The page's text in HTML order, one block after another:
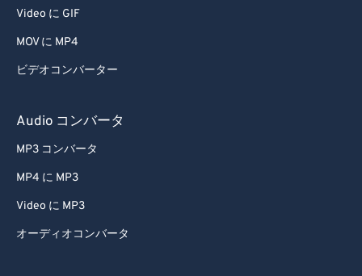
Video に GIF
MOV に MP4
ビデオコンバーター
Audio コンバータ
MP3 コンバータ
MP4 に MP3
Video に MP3
オーディオコンバータ